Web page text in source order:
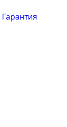
Гарантия